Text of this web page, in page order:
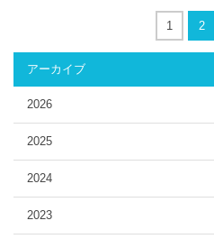
1 2
アーカイブ
2026
2025
2024
2023